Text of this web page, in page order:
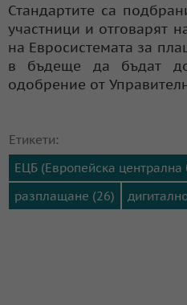
Стандартите са
участници и отговарят
на Евросистемата за
в бъдеще да бъдат
одобрение от
Етикети:
ЕЦБ (Европейска централна
разплащане (26)